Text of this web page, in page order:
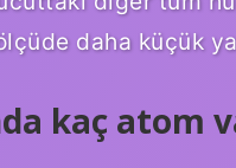
daha küçük
kaç atom